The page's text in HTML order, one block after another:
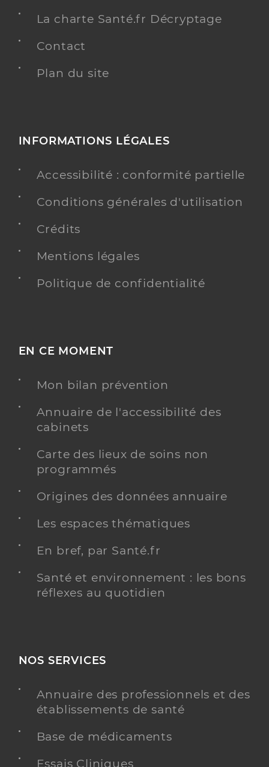
La charte Santé.fr Décryptage
Contact
Plan du site
INFORMATIONS LÉGALES
Accessibilité : conformité partielle
Conditions générales d'utilisation
Crédits
Mentions légales
Politique de confidentialité
EN CE MOMENT
Mon bilan prévention
Annuaire de l'accessibilité des
cabinets
Carte des lieux de soins non
programmés
Origines des données annuaire
Les espaces thématiques
En bref, par Santé.fr
Santé et environnement : les bons
réflexes au quotidien
NOS SERVICES
Annuaire des professionnels et des
établissements de santé
Base de médicaments
Essais Cliniques